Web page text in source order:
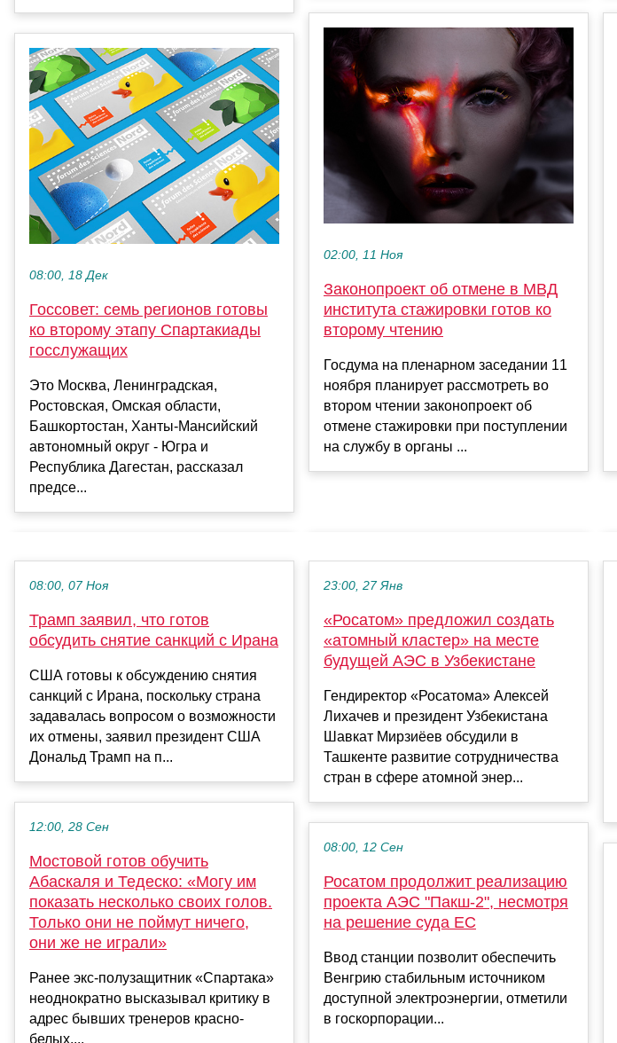
08:00, 18 Дек
Госсовет: семь регионов готовы
ко второму этапу Спартакиады
госслужащих
Это Москва, Ленинградская,
Ростовская, Омская области,
Башкортостан, Ханты-Мансийский
автономный округ - Югра и
Республика Дагестан, рассказал
предсе...
02:00, 11 Ноя
Законопроект об отмене в МВД
института стажировки готов ко
второму чтению
Госдума на пленарном заседании 11
ноября планирует рассмотреть во
втором чтении законопроект об
отмене стажировки при поступлении
на службу в органы ...
08:00, 07 Ноя
Трамп заявил, что готов
обсудить снятие санкций с Ирана
США готовы к обсуждению снятия
санкций с Ирана, поскольку страна
задавалась вопросом о возможности
их отмены, заявил президент США
Дональд Трамп на п...
12:00, 28 Сен
Мостовой готов обучить
Абаскаля и Тедеско: «Могу им
показать несколько своих голов.
Только они не поймут ничего,
они же не играли»
Ранее экс-полузащитник «Спартака»
неоднократно высказывал критику в
адрес бывших тренеров красно-
белых....
23:00, 27 Янв
«Росатом» предложил создать
«атомный кластер» на месте
будущей АЭС в Узбекистане
Гендиректор «Росатома» Алексей
Лихачев и президент Узбекистана
Шавкат Мирзиёев обсудили в
Ташкенте развитие сотрудничества
стран в сфере атомной энер...
08:00, 12 Сен
Росатом продолжит реализацию
проекта АЭС "Пакш-2", несмотря
на решение суда ЕС
Ввод станции позволит обеспечить
Венгрию стабильным источником
доступной электроэнергии, отметили
в госкорпорации...